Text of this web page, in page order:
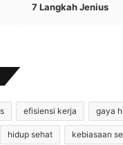
7 Langkah Jenius
efisiensi kerja gaya
hidup sehat kebiasaan